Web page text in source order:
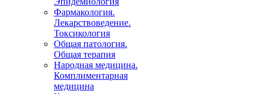
Фармакология.
Лекарствоведение.
Токсикология
Общая патология.
Общая терапия
Народная медицина.
Комплиментарная
медицина